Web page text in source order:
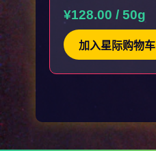
¥128.00 / 50g
加入星际购物车